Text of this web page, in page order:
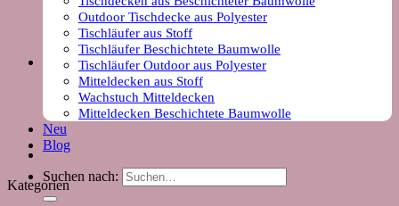
Outdoor Tischdecke aus Polyester
Tischläufer aus Stoff
Tischläufer Beschichtete Baumwolle
Tischläufer Outdoor aus Polyester
Mitteldecken aus Stoff
Wachstuch Mitteldecken
Mitteldecken Beschichtete Baumwolle
Neu
Blog
Suchen nach:
Kategorien